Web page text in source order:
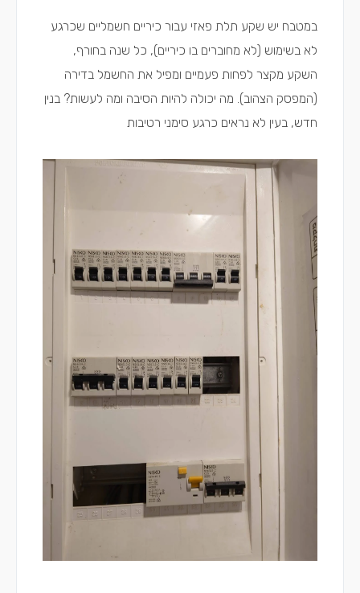
במטבח יש שקע תלת פאזי עבור כיריים חשמליים שכרגע
לא בשימוש (לא מחוברים בו כיריים), כל שנה בחורף,
השקע מקצר לפחות פעמיים ומפיל את החשמל בדירה
(המפסק הצהוב). מה יכולה להיות הסיבה ומה לעשות? בנין
חדש, בעין לא נראים כרגע סימני רטיבות